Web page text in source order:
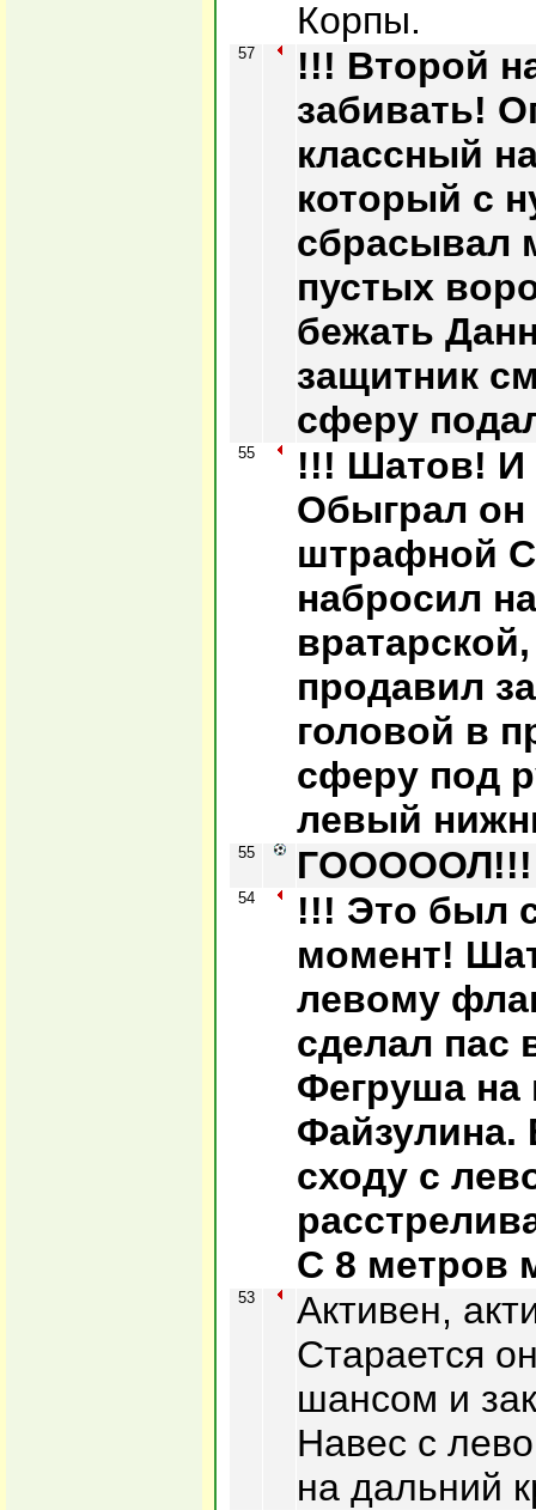
Корпы.
57
!!! Второй
забивать!
классный
который с
сбрасывал
пустых
бежать
защитник
сферу
55
!!! Шатов! И
Обыграл он
штрафной
набросил
продавил
головой в
сферу под
левый
55 ГОООООЛ!!!
54
!!! Это был
момент!
левому
сделал пас
Фегруша на
Файзулина.
сходу с
С 8 метров
53
Активен,
Старается
шансом и
Навес с
на дальний